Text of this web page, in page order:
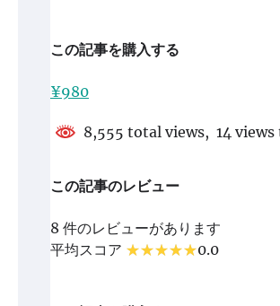
この記事を購入する
¥980
8,555 total views, 14 views
この記事のレビュー
8 件のレビューがあります
平均スコア
0.0